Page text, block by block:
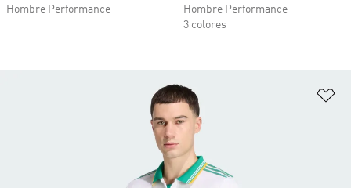
Hombre Performance
Hombre Performance
3 colores